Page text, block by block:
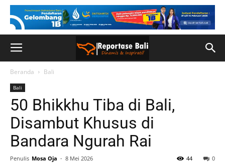
Beranda Bali
Bali
50 Bhikkhu Tiba di Bali,
Disambut Khusus di
Bandara Ngurah Rai
Penulis Mosa Oja - 8 Mei 2026 0
44